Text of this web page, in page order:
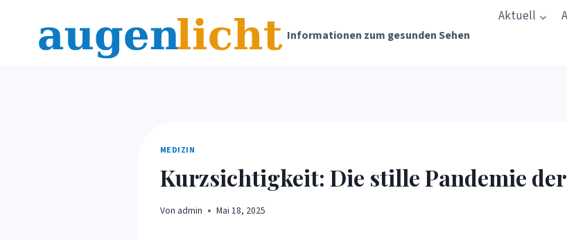
springen
Informationen zum gesunden Sehen
Aktuell
MEDIZIN
Kurzsichtigkeit: Die stille Pandemie
Von admin Mai 18, 2025